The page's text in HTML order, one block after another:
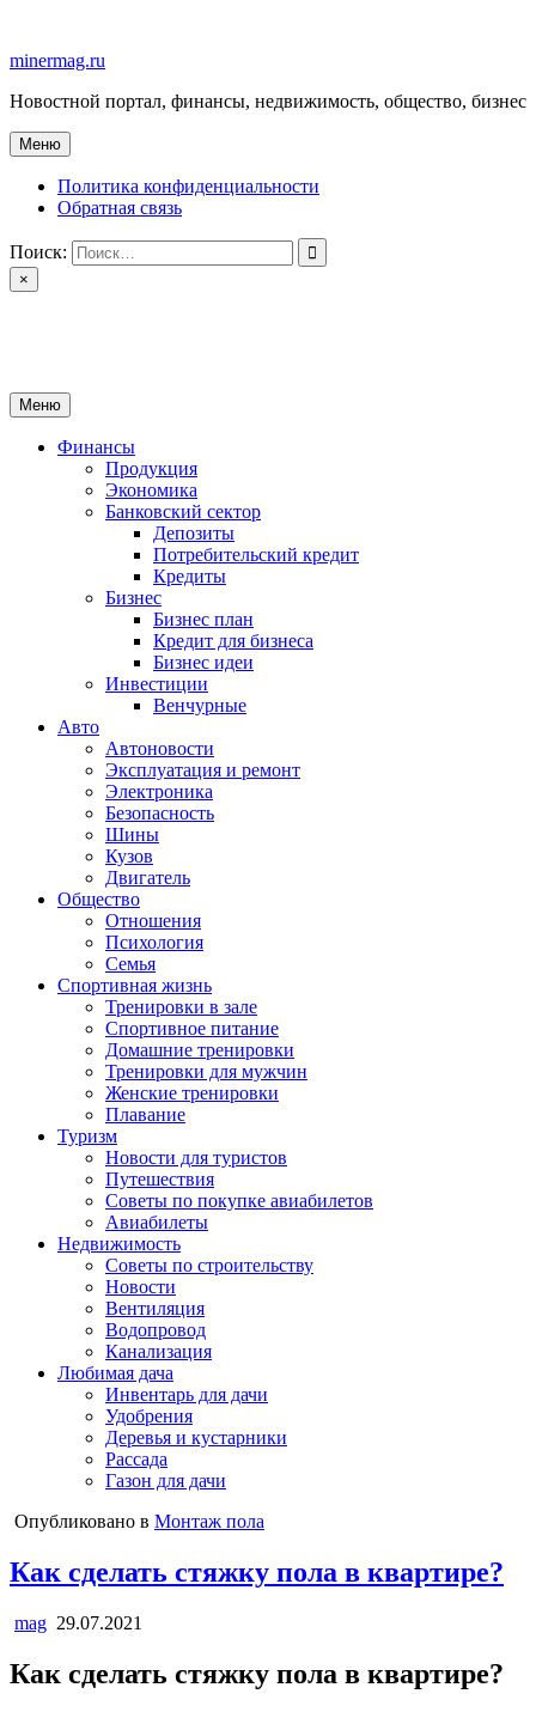
содержимому
minermag.ru
Новостной портал, финансы, недвижимость, общество, бизнес
Меню
Политика конфиденциальности
Обратная связь
Поиск:
×
Меню
Финансы
Продукция
Экономика
Банковский сектор
Депозиты
Потребительский кредит
Кредиты
Бизнес
Бизнес план
Кредит для бизнеса
Бизнес идеи
Инвестиции
Венчурные
Авто
Автоновости
Эксплуатация и ремонт
Электроника
Безопасность
Шины
Кузов
Двигатель
Общество
Отношения
Психология
Семья
Спортивная жизнь
Тренировки в зале
Спортивное питание
Домашние тренировки
Тренировки для мужчин
Женские тренировки
Плавание
Туризм
Новости для туристов
Путешествия
Советы по покупке авиабилетов
Авиабилеты
Недвижимость
Советы по строительству
Новости
Вентиляция
Водопровод
Канализация
Любимая дача
Инвентарь для дачи
Удобрения
Деревья и кустарники
Рассада
Газон для дачи
Опубликовано в Монтаж пола
Как сделать стяжку пола в квартире?
mag 29.07.2021
Как сделать стяжку пола в квартире?